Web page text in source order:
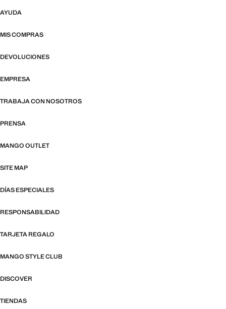
AYUDA
MIS COMPRAS
DEVOLUCIONES
EMPRESA
TRABAJA CON NOSOTROS
PRENSA
MANGO OUTLET
SITE MAP
DÍAS ESPECIALES
RESPONSABILIDAD
TARJETA REGALO
MANGO STYLE CLUB
DISCOVER
TIENDAS